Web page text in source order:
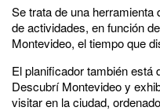
Se trata de una herramienta
de actividades, en función
Montevideo, el tiempo que
El planificador también está
Descubrí Montevideo y
visitar en la ciudad,